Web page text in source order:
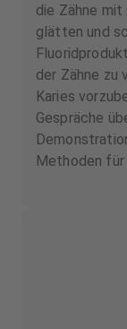
die Zähne
glätten und
der Zähne zu
Karies
Gespräche
Methoden für